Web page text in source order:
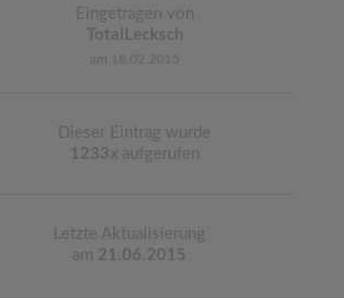
Eingetragen von
TotalLecksch
am 18.02.2015
Dieser Eintrag wurde
1233x aufgerufen
Letzte Aktualisierung
am 21.06.2015